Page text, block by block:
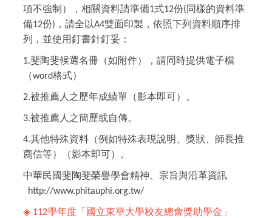
項不強制），相關資料請準備1式12份(同樣的資料準
備12份) ，請全以A4雙面印製，依照下列資料順序排
列，並使用釘書針釘妥：
1.斐陶斐候選名冊（如附件），請同時提供電子檔
（word格式）
2.被推薦人之歷年成績單（影本即可）。
3.被推薦人之簡歷或自傳。
4.其他特殊資料（例如特殊表現說明、獎狀、師長推
薦信等）（影本即可）。
中華民國斐陶斐榮譽學會精神、宗旨與沿革資訊
http://www.phitauphi.org.tw/
◈ 112學年度「國立東華大學校友總會獎助學金」